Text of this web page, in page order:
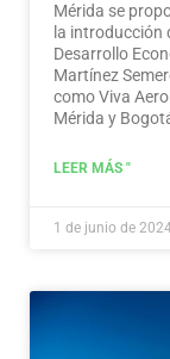
Mérida se
la introducción
Desarrollo
Martínez
como Viva
Mérida y
LEER MÁS "
1 de junio de